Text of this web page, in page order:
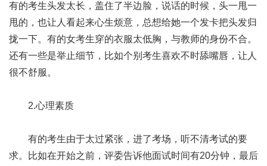
有的考生头发太长，盖住了半边脸，说话的时候，头一甩一
甩的，也让人看起来心生烦意，总想给她一个发卡把头发归
拢一下。有的女考生穿的衣服太低胸，与教师的身份不合。
还有一些是举止细节，比如个别考生喜欢不时舔嘴唇，让人
很不舒服。
2.心理素质
有的考生由于太过紧张，进了考场，听不清考试的要
求。比如在开始之前，评委告诉他面试时间有20分钟，最后